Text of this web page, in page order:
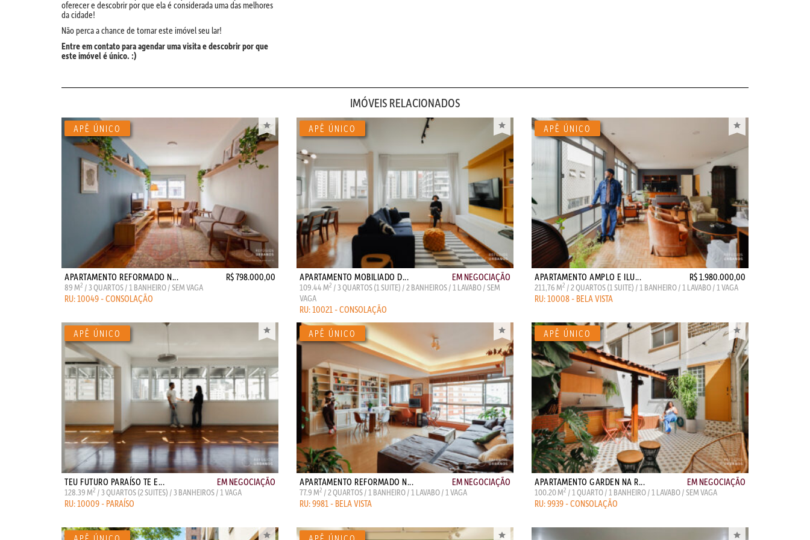
oferecer e descobrir por que ela é considerada uma das melhores
da cidade!
Não perca a chance de tornar este imóvel seu lar!
Entre em contato para agendar uma visita e descobrir por que
este imóvel é único. :)
IMÓVEIS RELACIONADOS
APARTAMENTO REFORMADO N... R$ 798.000,00
89 M2 / 3 QUARTOS / 1 BANHEIRO / SEM VAGA
RU: 10049 - CONSOLAÇÃO
APARTAMENTO MOBILIADO D... EM NEGOCIAÇÃO
109.44 M2 / 3 QUARTOS (1 SUITE) / 2 BANHEIROS / 1 LAVABO / SEM
VAGA
RU: 10021 - CONSOLAÇÃO
APARTAMENTO AMPLO E ILU... R$ 1.980.000,00
211,76 M2 / 2 QUARTOS (1 SUITE) / 1 BANHEIRO / 1 LAVABO / 1 VAGA
RU: 10008 - BELA VISTA
TEU FUTURO PARAÍSO TE E... EM NEGOCIAÇÃO
128.39 M2 / 3 QUARTOS (2 SUITES) / 3 BANHEIROS / 1 VAGA
RU: 10009 - PARAÍSO
APARTAMENTO REFORMADO N... EM NEGOCIAÇÃO
77.9 M2 / 2 QUARTOS / 1 BANHEIRO / 1 LAVABO / 1 VAGA
RU: 9981 - BELA VISTA
APARTAMENTO GARDEN NA R... EM NEGOCIAÇÃO
100.20 M2 / 1 QUARTO / 1 BANHEIRO / 1 LAVABO / SEM VAGA
RU: 9939 - CONSOLAÇÃO